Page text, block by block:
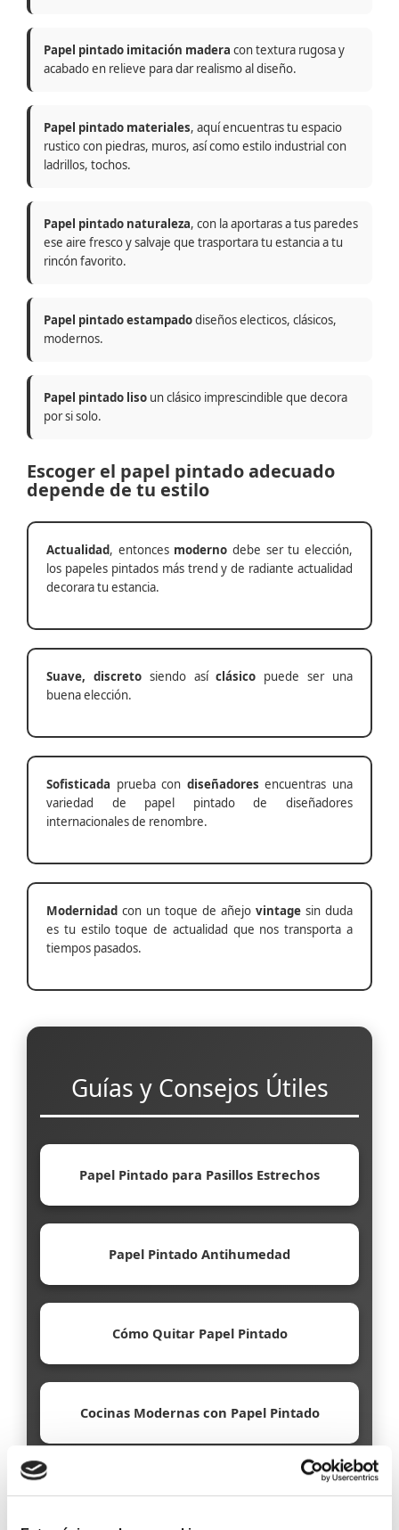
Papel pintado imitación madera con textura rugosa y
acabado en relieve para dar realismo al diseño.
Papel pintado materiales, aquí encuentras tu espacio
rustico con piedras, muros, así como estilo industrial con
ladrillos, tochos.
Papel pintado naturaleza, con la aportaras a tus paredes
ese aire fresco y salvaje que trasportara tu estancia a tu
rincón favorito.
Papel pintado estampadodiseños electicos, clásicos,
modernos.
Papel pintado liso un clásico imprescindible que decora
por si solo.
Escoger el papel pintado adecuado
depende de tu estilo
Actualidad, entonces moderno debe ser tu elección,
los papeles pintados más trend y de radiante actualidad
decorara tu estancia.
Suave, discretosiendo asíclásico puede ser una
buena elección.
Sofisticada prueba con diseñadores encuentras una
variedad de papel pintado de diseñadores
internacionales de renombre.
Modernidad con un toque de añejo vintage sin duda
es tu estilo toque de actualidad que nos transporta a
tiempos pasados.
Guías y Consejos Útiles
Papel Pintado para Pasillos Estrechos
Papel Pintado Antihumedad
Cómo Quitar Papel Pintado
Cocinas Modernas con Papel Pintado
Papel Pintado Ecológico